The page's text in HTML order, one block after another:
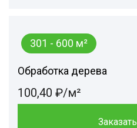
301 - 600 м²
Обработка дерева
100,40 ₽/м²
Заказать